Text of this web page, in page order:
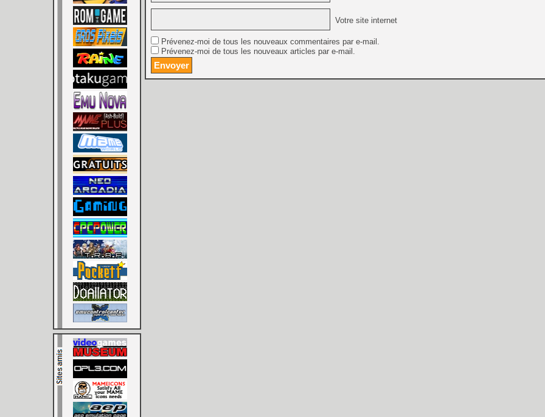
[GK] Nvidia : le prix des
[GK] Suikoden Star Leap
[Mo5] La mini borne
[GK] Pourquoi Marvel
[GK] Test : Restory : Chill
Votre site internet
Prévenez-moi de tous les nouveaux commentaires par e-mail.
Prévenez-moi de tous les nouveaux articles par e-mail.